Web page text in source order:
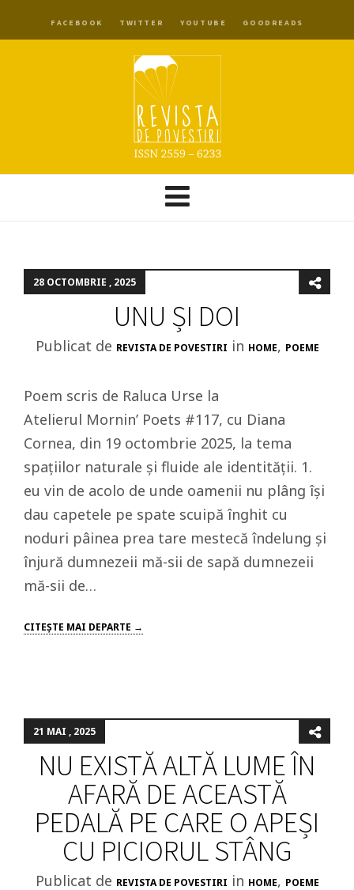
FACEBOOK TWITTER YOUTUBE GOODREADS
28 OCTOMBRIE , 2025
UNU ȘI DOI
Publicat de REVISTA DE POVESTIRI in HOME, POEME
Poem scris de Raluca Urse la
Atelierul Mornin’ Poets #117, cu Diana
Cornea, din 19 octombrie 2025, la tema
spațiilor naturale și fluide ale identității. 1.
eu vin de acolo de unde oamenii nu plâng își
dau capetele pe spate scuipă înghit cu
noduri pâinea prea tare mestecă îndelung și
înjură dumnezeii mă-sii de sapă dumnezeii
mă-sii de…
CITEŞTE MAI DEPARTE →
21 MAI , 2025
NU EXISTĂ ALTĂ LUME ÎN
AFARĂ DE ACEASTĂ
PEDALĂ PE CARE O APEȘI
CU PICIORUL STÂNG
Publicat de REVISTA DE POVESTIRI in HOME, POEME